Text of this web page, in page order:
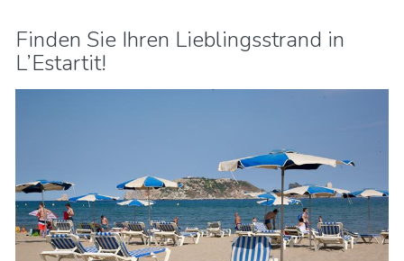
Finden Sie Ihren Lieblingsstrand in
L’Estartit!